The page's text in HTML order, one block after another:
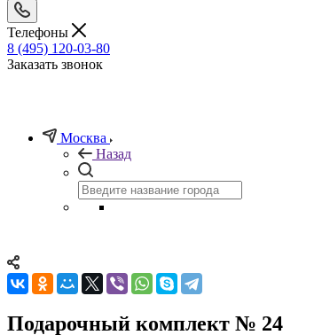
Телефоны
8 (495) 120-03-80
Заказать звонок
Москва
Назад
Подарочный комплект № 24